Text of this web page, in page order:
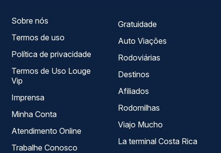
Sobre nós
Termos de uso
Política de privacidade
Termos de Uso Louge
Vip
Imprensa
Minha Conta
Atendimento Online
Trabalhe Conosco
Gratuidade
Auto Viações
Rodoviárias
Destinos
Afiliados
Rodomilhas
Viajo Mucho
La terminal Costa Rica